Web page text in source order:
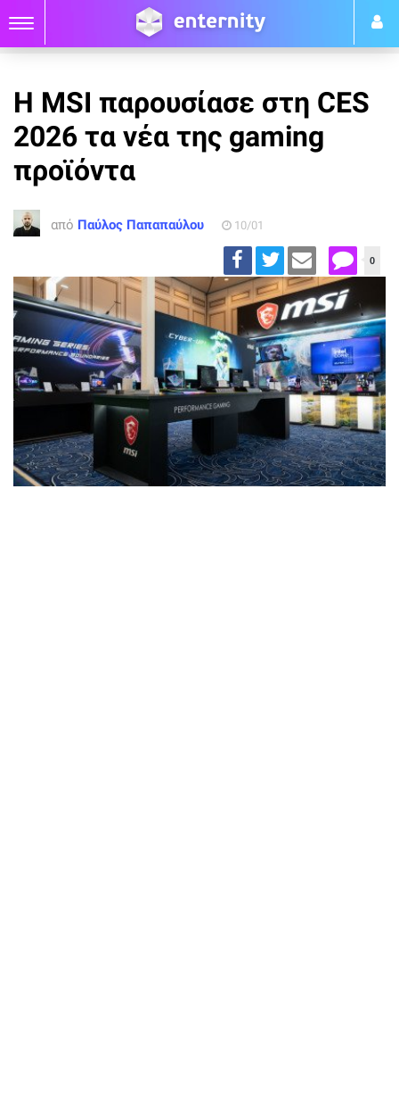
H MSI παρουσίασε στη CES
2026 τα νέα της gaming
προϊόντα
από Παύλος Παπαπαύλου 10/01
0